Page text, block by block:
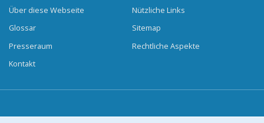
Über diese Webseite
Glossar
Presseraum
Kontakt
Nützliche Links
Sitemap
Rechtliche Aspekte